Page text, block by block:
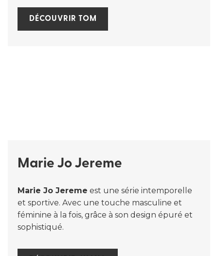
DÉCOUVRIR TOM
Marie Jo Jereme
Marie Jo Jereme est une série intemporelle
et sportive. Avec une touche masculine et
féminine à la fois, grâce à son design épuré et
sophistiqué.